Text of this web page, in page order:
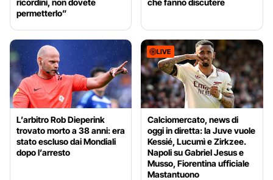
ricordini, non dovete
permetterlo”
che fanno discutere
L’arbitro Rob Dieperink
trovato morto a 38 anni: era
stato escluso dai Mondiali
dopo l’arresto
LIVE
Calciomercato, news di
oggi in diretta: la Juve vuole
Kessié, Lucumì e Zirkzee.
Napoli su Gabriel Jesus e
Musso, Fiorentina ufficiale
Mastantuono